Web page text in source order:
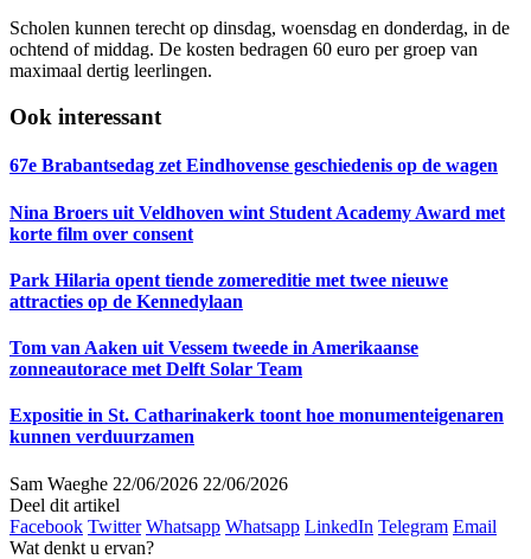
Scholen kunnen terecht op dinsdag, woensdag en donderdag, in de
ochtend of middag. De kosten bedragen 60 euro per groep van
maximaal dertig leerlingen.
Ook interessant
67e Brabantsedag zet Eindhovense geschiedenis op de wagen
Nina Broers uit Veldhoven wint Student Academy Award met
korte film over consent
Park Hilaria opent tiende zomereditie met twee nieuwe
attracties op de Kennedylaan
Tom van Aaken uit Vessem tweede in Amerikaanse
zonneautorace met Delft Solar Team
Expositie in St. Catharinakerk toont hoe monumenteigenaren
kunnen verduurzamen
Sam Waeghe 22/06/2026 22/06/2026
Deel dit artikel
Facebook Twitter Whatsapp Whatsapp LinkedIn Telegram Email
Wat denkt u ervan?